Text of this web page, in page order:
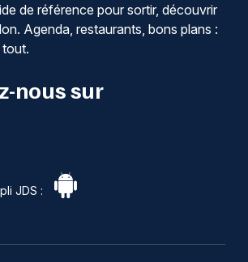
de référence pour sortir, découvrir
Agenda, restaurants, bons plans :
nous sur
JDS :